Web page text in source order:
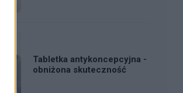
Tabletka antykoncepcyjna -
obniżona skuteczność